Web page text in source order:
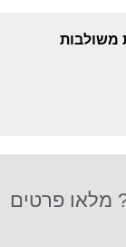
משולבות
מלאו פרטים